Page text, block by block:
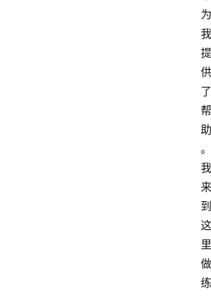
为
我
提
供
了
帮
助
。
我
来
到
这
里
做
练